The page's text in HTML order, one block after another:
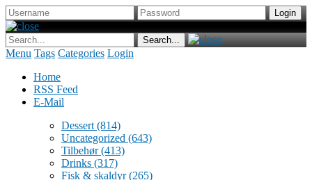
Menu Tags Categories Login
Home
RSS Feed
E-Mail
Dessert (814)
Uncategorized (643)
Tilbehør(413)
Drinks (317)
Fisk & skaldyr(265)